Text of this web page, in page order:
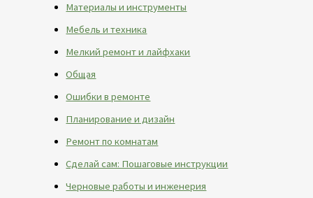
Материалы и инструменты
Мебель и техника
Мелкий ремонт и лайфхаки
Общая
Ошибки в ремонте
Планирование и дизайн
Ремонт по комнатам
Сделай сам: Пошаговые инструкции
Черновые работы и инженерия